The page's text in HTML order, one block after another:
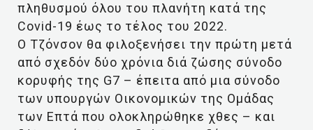
πληθυσμού όλου του πλανήτη κατά της
Covid-19 έως το τέλος του 2022.
Ο Τζόνσον θα φιλοξενήσει την πρώτη μετά
από σχεδόν δύο χρόνια διά ζώσης σύνοδο
κορυφής της G7 – έπειτα από μια σύνοδο
των υπουργών Οικονομικών της Ομάδας
των Επτά που ολοκληρώθηκε χθες – και